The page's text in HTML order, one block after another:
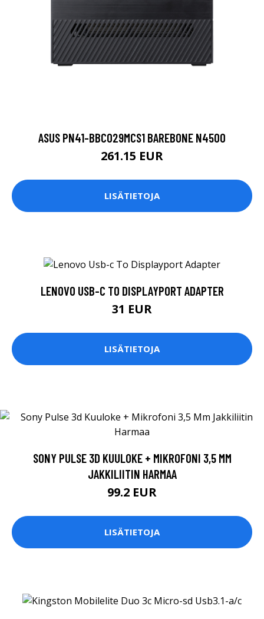
ASUS PN41-BBC029MCS1 BAREBONE N4500
261.15 EUR
LISÄTIETOJA
LENOVO USB-C TO DISPLAYPORT ADAPTER
31 EUR
LISÄTIETOJA
SONY PULSE 3D KUULOKE + MIKROFONI 3,5 MM
JAKKILIITIN HARMAA
99.2 EUR
LISÄTIETOJA